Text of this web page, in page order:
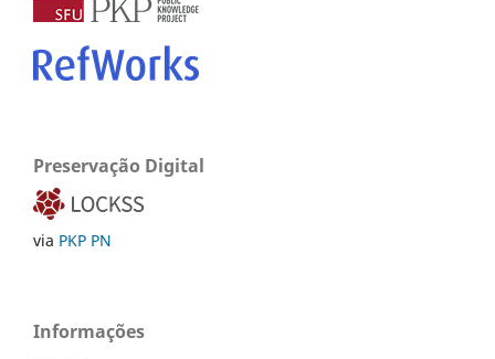
Preservação Digital
via PKP PN
Informações